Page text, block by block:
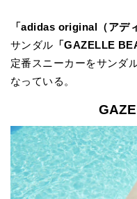
「adidas original（アデ
サンダル 「GAZELLE
定番スニーカーをサンダ
なっている。